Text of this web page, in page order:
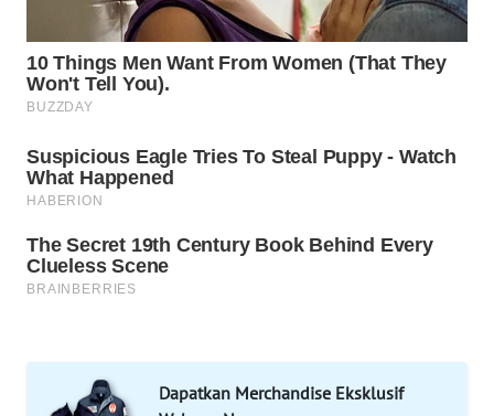
Dapatkan Merchandise Eksklusif
Wahana
KONSUMEN
LISTRIK
MASYARAKAT
KELISTRIKAN